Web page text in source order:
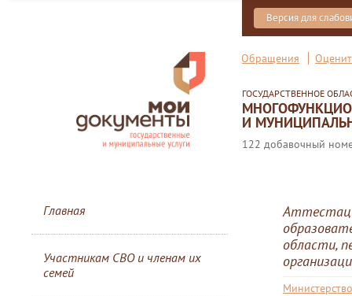
Версия для
Обращения
ГОСУДАРСТВЕННОЕ
И
122 добавочный
Главная
Участникам СВО и членам их
семей
области,